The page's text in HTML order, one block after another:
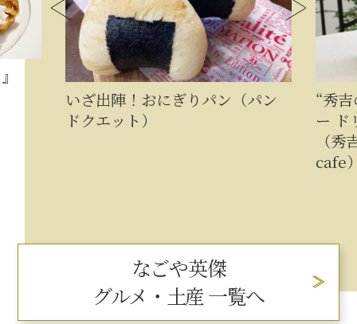
いざ出陣！おにぎりパン（パン
ドクエット）
“秀
ー ド
（
cafe
なごや英傑
グルメ・土産 一覧へ